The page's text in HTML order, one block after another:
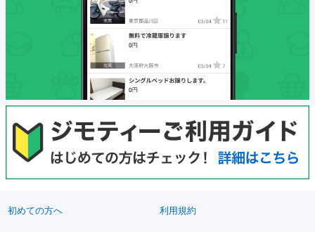
初めての方へ 利用規約